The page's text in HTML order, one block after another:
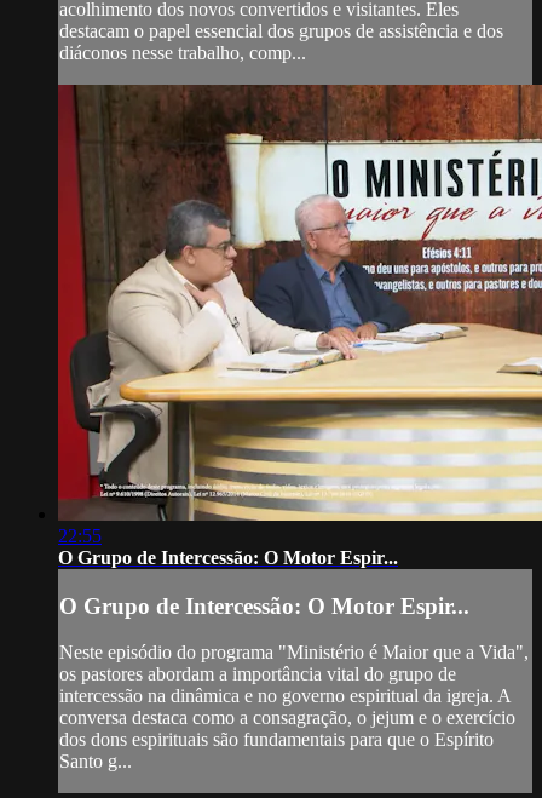
acolhimento dos novos convertidos e visitantes. Eles
destacam o papel essencial dos grupos de assistência e dos
diáconos nesse trabalho, comp...
22:55
O Grupo de Intercessão: O Motor Espir...
O Grupo de Intercessão: O Motor Espir...
Neste episódio do programa "Ministério é Maior que a Vida",
os pastores abordam a importância vital do grupo de
intercessão na dinâmica e no governo espiritual da igreja. A
conversa destaca como a consagração, o jejum e o exercício
dos dons espirituais são fundamentais para que o Espírito
Santo g...